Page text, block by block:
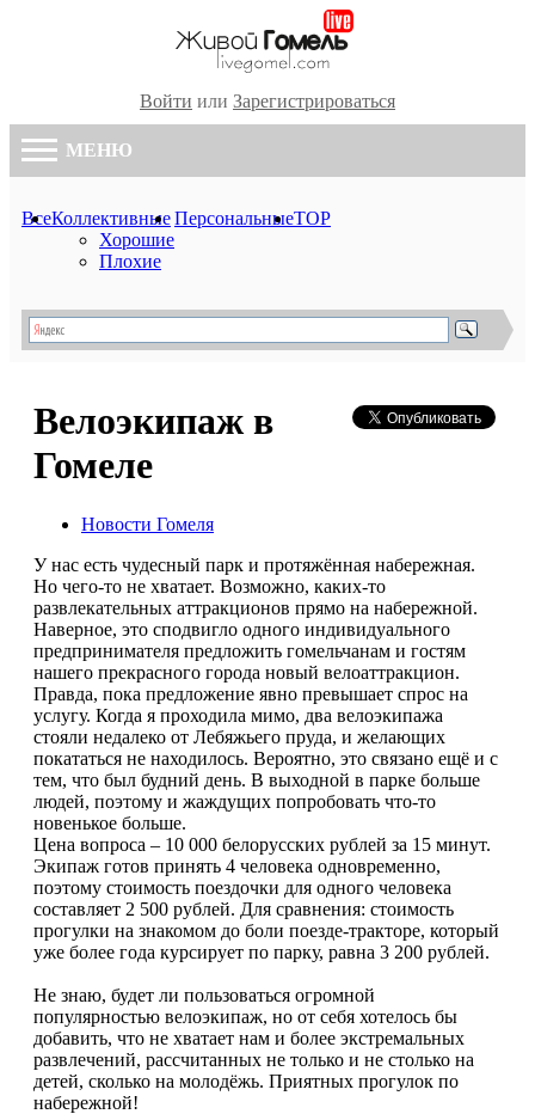
Войти или Зарегистрироваться
МЕНЮ
ВсеКоллективные
Хорошие
Плохие
ПерсональныеTOP
Велоэкипаж в
Гомеле
Новости Гомеля
У нас есть чудесный парк и протяжённая набережная.
Но чего-то не хватает. Возможно, каких-то
развлекательных аттракционов прямо на набережной.
Наверное, это сподвигло одного индивидуального
предпринимателя предложить гомельчанам и гостям
нашего прекрасного города новый велоаттракцион.
Правда, пока предложение явно превышает спрос на
услугу. Когда я проходила мимо, два велоэкипажа
стояли недалеко от Лебяжьего пруда, и желающих
покататься не находилось. Вероятно, это связано ещё и с
тем, что был будний день. В выходной в парке больше
людей, поэтому и жаждущих попробовать что-то
новенькое больше.
Цена вопроса – 10 000 белорусских рублей за 15 минут.
Экипаж готов принять 4 человека одновременно,
поэтому стоимость поездочки для одного человека
составляет 2 500 рублей. Для сравнения: стоимость
прогулки на знакомом до боли поезде-тракторе, который
уже более года курсирует по парку, равна 3 200 рублей.
Не знаю, будет ли пользоваться огромной
популярностью велоэкипаж, но от себя хотелось бы
добавить, что не хватает нам и более экстремальных
развлечений, рассчитанных не только и не столько на
детей, сколько на молодёжь. Приятных прогулок по
набережной!